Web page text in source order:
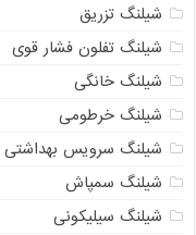
شیلنگ تزریق
شیلنگ تفلون فشار قوی
شیلنگ خانگی
شیلنگ خرطومی
شیلنگ سرویس بهداشتی
شیلنگ سمپاش
شیلنگ سیلیکونی